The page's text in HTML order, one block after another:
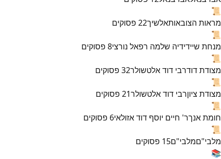
📜
מראות הצובאותאלשיך22 פסוקים
📜
מנחת שיידידיה שלמה רפאל נורצי8 פסוקים
📜
מצודת דודרבי דוד אלטשולר32 פסוקים
📜
מצודת ציוןרבי דוד אלטשולר21 פסוקים
📜
חומת אנךר' חיים יוסף דוד אזולאי6 פסוקים
📜
מלבי"םמלבי"ם15 פסוקים
📚